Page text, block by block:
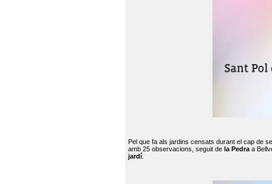
Pel que fa als jardins censats durant el cap de
amb 25 observacions, seguit de la Pedra a
jardí